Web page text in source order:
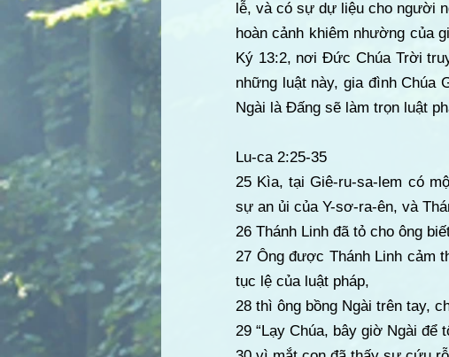
lễ, và có sự dự liệu cho người
hoàn cảnh khiêm nhường của
Ký 13:2, nơi Đức Chúa Trời
những luật này, gia đình Chúa
Ngài là Đấng sẽ làm trọn luật
Lu-ca 2:25-35
25 Kìa, tại Giê-ru-sa-lem có
sự an ủi của Y-sơ-ra-ên, và
26 Thánh Linh đã tỏ cho ông
27 Ông được Thánh Linh cảm
tục lệ của luật pháp,
28 thì ông bồng Ngài trên tay,
29 “Lạy Chúa, bây giờ Ngài để